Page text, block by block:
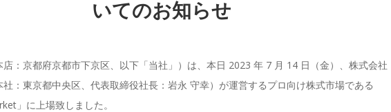
いてのお知らせ
：京都府京都市下京区、以下「当社」）は、本日 2023 年 7 月 14 日（金）、株式会社
：東京都中央区、代表取締役社長：岩永 守幸）が運営するプロ向け株式市場である
」に上場致しました。